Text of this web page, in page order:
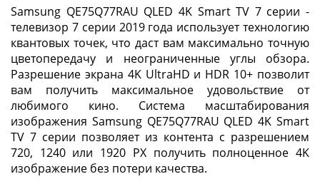
Samsung QE75Q77RAU QLED 4K Smart TV 7 серии -
телевизор 7 серии 2019 года использует технологию
квантовых точек, что даст вам максимально точную
цветопередачу и неограниченные углы обзора.
Разрешение экрана 4K UltraHD и HDR 10+ позволит
вам получить максимальное удовольствие от
любимого кино. Система масштабирования
изображения Samsung QE75Q77RAU QLED 4K Smart
TV 7 серии позволяет из контента с разрешением
720, 1240 или 1920 PX получить полноценное 4K
изображение без потери качества.